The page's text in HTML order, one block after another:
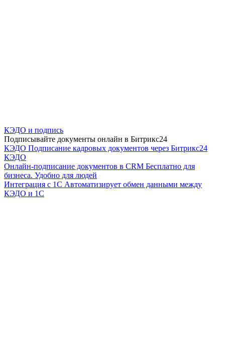
КЭДО и подпись
Подписывайте документы онлайн в Битрикс24
КЭДО Подписание кадровых документов через Битрикс24
КЭДО
Онлайн-подписание документов в CRM Бесплатно для
бизнеса. Удобно для людей
Интеграция с 1С Автоматизирует обмен данными между
КЭДО и 1С